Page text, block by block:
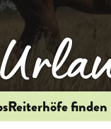
finden